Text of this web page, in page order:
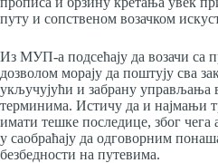
путу и сопственом возачком
Из МУП-а подсећају да возачи са
дозволом морају да поштују сва
укључујући и забрану управљања
терминима. Истичу да и најмањи
имати тешке последице, због чега
у саобраћају да одговорним
безбедности на путевима.